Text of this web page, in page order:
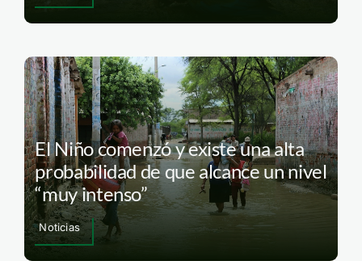
El Niño comenzó y existe una alta
probabilidad de que alcance un nivel
“muy intenso”
Noticias